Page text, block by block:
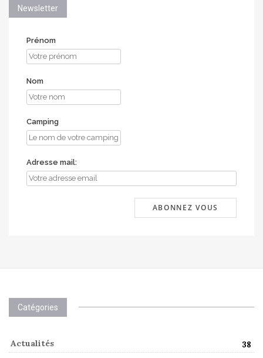
Newsletter
Prénom
Nom
Camping
Adresse mail:
Catégories
Actualités 38